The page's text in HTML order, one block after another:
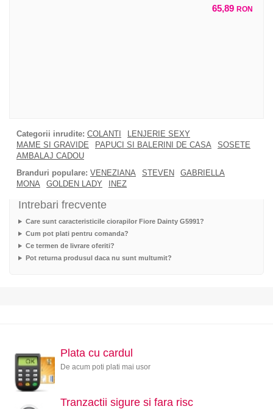
65,89 RON
Categorii inrudite: COLANTI
LENJERIE SEXY
MAME SI GRAVIDE
PAPUCI SI BALERINI DE CASA
SOSETE
AMBALAJ CADOU
Branduri populare: VENEZIANA STEVEN
GABRIELLA
MONA
GOLDEN LADY INEZ
Intrebari frecvente
Care sunt caracteristicile ciorapilor Fiore Dainty G5991?
Cum pot plati pentru comanda?
Ce termen de livrare oferiti?
Pot returna produsul daca nu sunt multumit?
Plata cu cardul
De acum poti plati mai usor
Tranzactii sigure si fara risc